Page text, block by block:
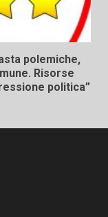
polemiche,
Risorse
politica”